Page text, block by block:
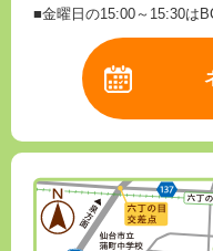
■金曜日の15:00～15:30は